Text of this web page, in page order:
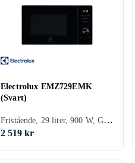
Electrolux EMZ729EMK
(Svart)
Fristående, 29 liter, 900 W, Grillfunktion
2 519 kr